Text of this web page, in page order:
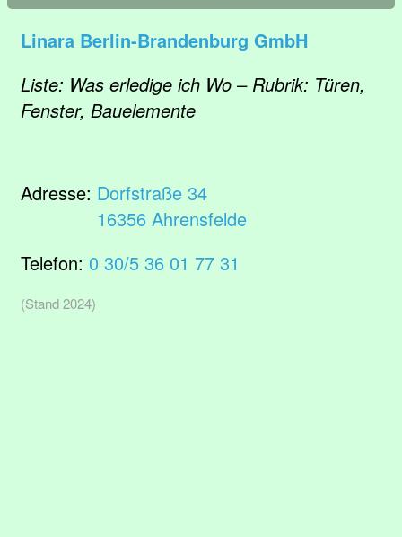
Linara Berlin-Brandenburg GmbH
Liste: Was erledige ich Wo – Rubrik: Türen,
Fenster, Bauelemente
Adresse: Dorfstraße 34
16356 Ahrensfelde
Telefon: 0 30/5 36 01 77 31
(Stand 2024)